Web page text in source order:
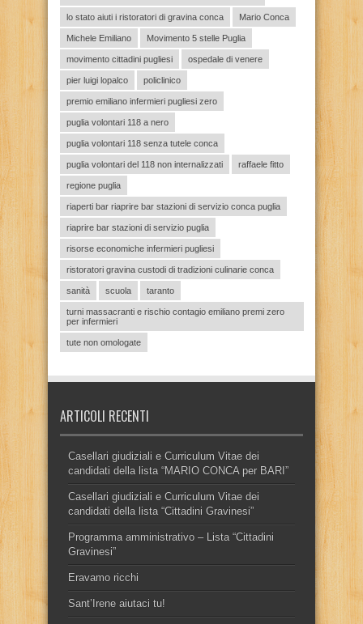
lo stato aiuti i ristoratori di gravina conca Mario Conca
Michele Emiliano Movimento 5 stelle Puglia
movimento cittadini pugliesi ospedale di venere
pier luigi lopalco policlinico
premio emiliano infermieri pugliesi zero
puglia volontari 118 a nero
puglia volontari 118 senza tutele conca
puglia volontari del 118 non internalizzati raffaele fitto
regione puglia
riaperti bar riaprire bar stazioni di servizio conca puglia
riaprire bar stazioni di servizio puglia
risorse economiche infermieri pugliesi
ristoratori gravina custodi di tradizioni culinarie conca
sanità scuola taranto
turni massacranti e rischio contagio emiliano premi zero
per infermieri
tute non omologate
ARTICOLI RECENTI
Casellari giudiziali e Curriculum Vitae dei
candidati della lista “MARIO CONCA per BARI”
Casellari giudiziali e Curriculum Vitae dei
candidati della lista “Cittadini Gravinesi”
Programma amministrativo – Lista “Cittadini
Gravinesi”
Eravamo ricchi
Sant’Irene aiutaci tu!